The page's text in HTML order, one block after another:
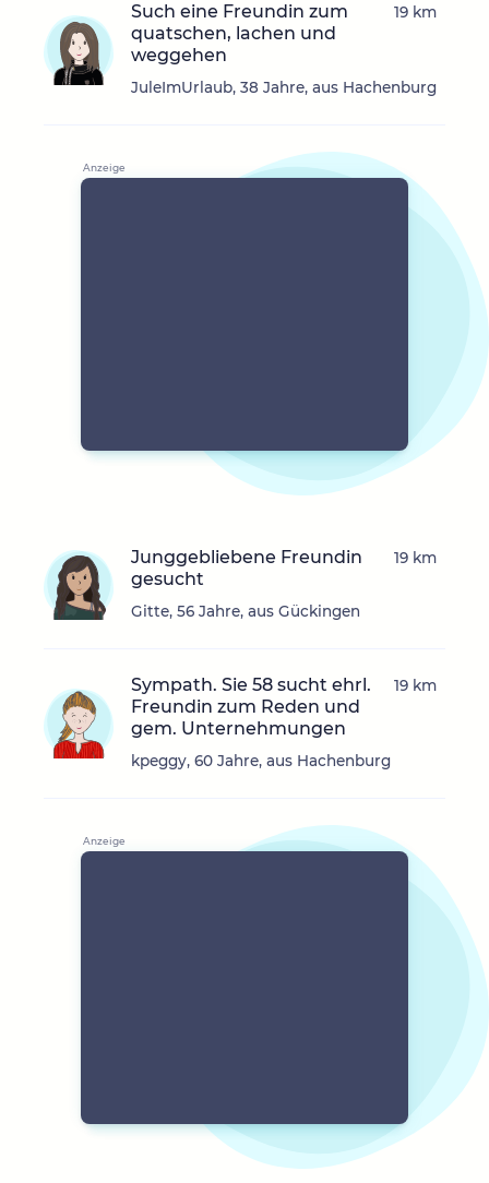
Such eine Freundin zum
quatschen, lachen und
weggehen
JuleImUrlaub, 38 Jahre, aus Hachenburg
19 km
Junggebliebene Freundin
gesucht
Gitte, 56 Jahre, aus Gückingen
19 km
Sympath. Sie 58 sucht ehrl.
Freundin zum Reden und
gem. Unternehmungen
kpeggy, 60 Jahre, aus Hachenburg
19 km